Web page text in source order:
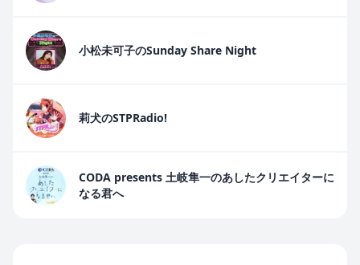
小松未可子のSunday Share Night
莉犬のSTPRadio!
CODA presents 土岐隼一のあしたクリエイターに
なる君へ